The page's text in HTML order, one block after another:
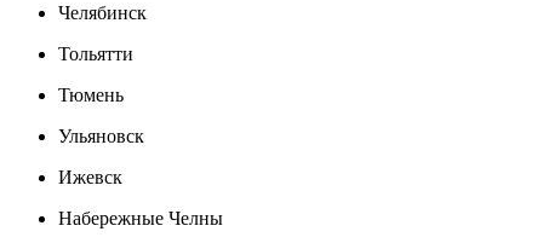
Челябинск
Тольятти
Тюмень
Ульяновск
Ижевск
Набережные Челны